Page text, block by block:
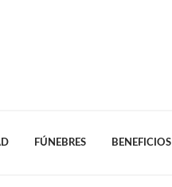
FÚNEBRES BENEFICIOS